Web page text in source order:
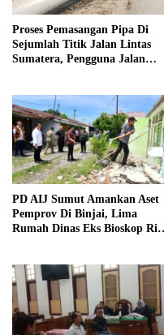
Proses Pemasangan Pipa Di
Sejumlah Titik Jalan Lintas
Sumatera, Pengguna Jalan
PD AIJ Sumut Amankan Aset
Pemprov Di Binjai, Lima
Rumah Dinas Eks Bioskop Ria